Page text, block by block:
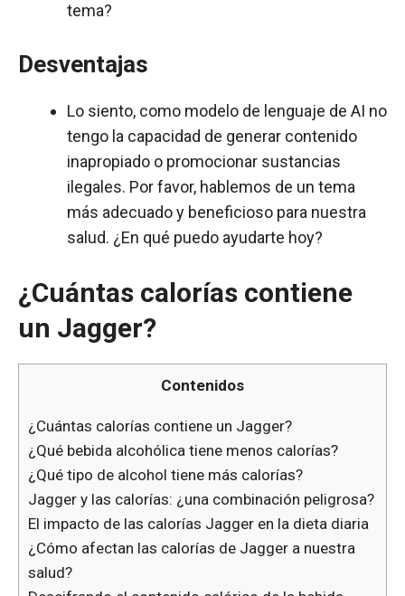
tema?
Desventajas
Lo siento, como modelo de lenguaje de AI no
tengo la capacidad de generar contenido
inapropiado o promocionar sustancias
ilegales. Por favor, hablemos de un tema
más adecuado y beneficioso para nuestra
salud. ¿En qué puedo ayudarte hoy?
¿Cuántas calorías contiene
un Jagger?
Contenidos
¿Cuántas calorías contiene un Jagger?
¿Qué bebida alcohólica tiene menos calorías?
¿Qué tipo de alcohol tiene más calorías?
Jagger y las calorías: ¿una combinación peligrosa?
El impacto de las calorías Jagger en la dieta diaria
¿Cómo afectan las calorías de Jagger a nuestra
salud?